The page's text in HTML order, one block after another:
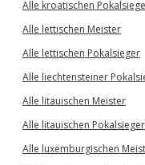
Alle kroatischen
Alle lettischen Meister
Alle lettischen Pokalsieger
Alle liechtensteiner
Alle litauischen Meister
Alle litauischen Pokalsieger
Alle luxemburgischen